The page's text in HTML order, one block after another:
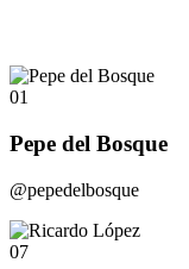
01
Pepe del Bosque
@pepedelbosque
07